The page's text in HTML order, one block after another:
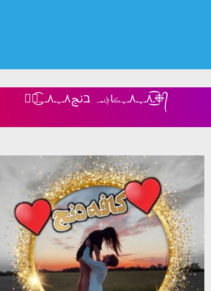
❉᭄͜͡ـ٨ـﮩـ۸ـﮩڪا؋ــہ בنج٨ـﮩـ۸ـﮩ❉᭄͜͡